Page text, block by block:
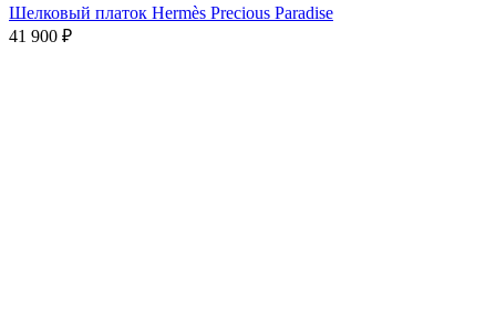
Шелковый платок Hermès Precious Paradise
41 900 ₽